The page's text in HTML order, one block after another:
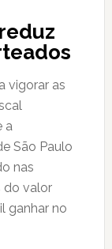
vigorar as
a
São Paulo
nas
do valor
ganhar no